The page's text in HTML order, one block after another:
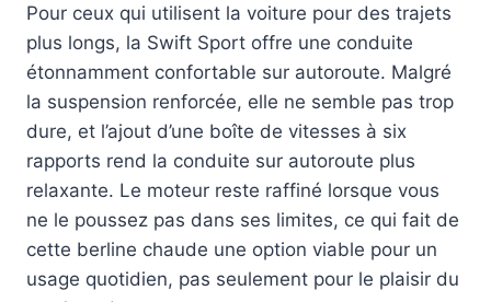
Pour ceux qui utilisent la voiture pour des trajets
plus longs, la Swift Sport offre une conduite
étonnamment confortable sur autoroute. Malgré
la suspension renforcée, elle ne semble pas trop
dure, et l’ajout d’une boîte de vitesses à six
rapports rend la conduite sur autoroute plus
relaxante. Le moteur reste raffiné lorsque vous
ne le poussez pas dans ses limites, ce qui fait de
cette berline chaude une option viable pour un
usage quotidien, pas seulement pour le plaisir du